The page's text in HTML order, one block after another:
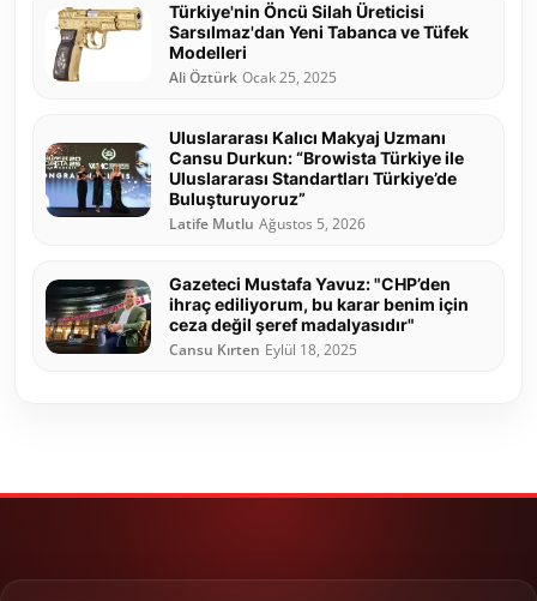
Türkiye'nin Öncü Silah Üreticisi
Sarsılmaz'dan Yeni Tabanca ve Tüfek
Modelleri
Ali Öztürk Ocak 25, 2025
Uluslararası Kalıcı Makyaj Uzmanı
Cansu Durkun: “Browista Türkiye ile
Uluslararası Standartları Türkiye’de
Buluşturuyoruz”
Latife Mutlu Ağustos 5, 2026
Gazeteci Mustafa Yavuz: "CHP’den
ihraç ediliyorum, bu karar benim için
ceza değil şeref madalyasıdır"
Cansu Kırten Eylül 18, 2025